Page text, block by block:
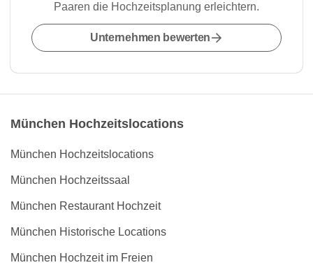
Paaren die Hochzeitsplanung erleichtern.
Unternehmen bewerten
München Hochzeitslocations
München Hochzeitslocations
München Hochzeitssaal
München Restaurant Hochzeit
München Historische Locations
München Hochzeit im Freien